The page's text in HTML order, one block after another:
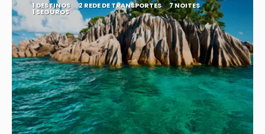
1 DESTINOS 2 REDE DE TRANSPORTES 7 NOITES
1 SEGUROS